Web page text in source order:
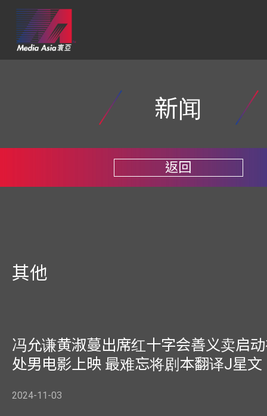
新闻
返回
其他
冯允谦黄淑蔓出席红十字会善义卖启
处男电影上映 最难忘将剧本翻译J星文
2024-11-03